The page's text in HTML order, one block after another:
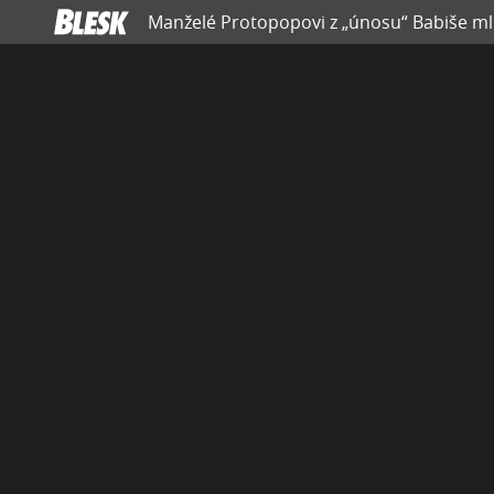
Manželé Protopopovi z „únosu“ Babiše